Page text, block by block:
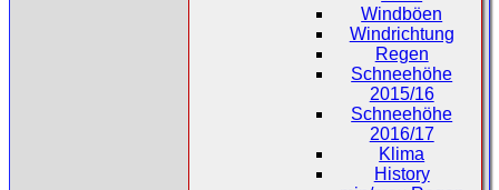
Windböen
Windrichtung
Regen
Schneehöhe
2015/16
Schneehöhe
2016/17
Klima
History